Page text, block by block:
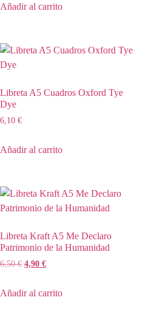
Añadir al carrito
Libreta A5 Cuadros Oxford Tye
Dye
6,10 €
Añadir al carrito
Libreta Kraft A5 Me Declaro
Patrimonio de la Humanidad
6,50€ 4,90 €
Añadir al carrito